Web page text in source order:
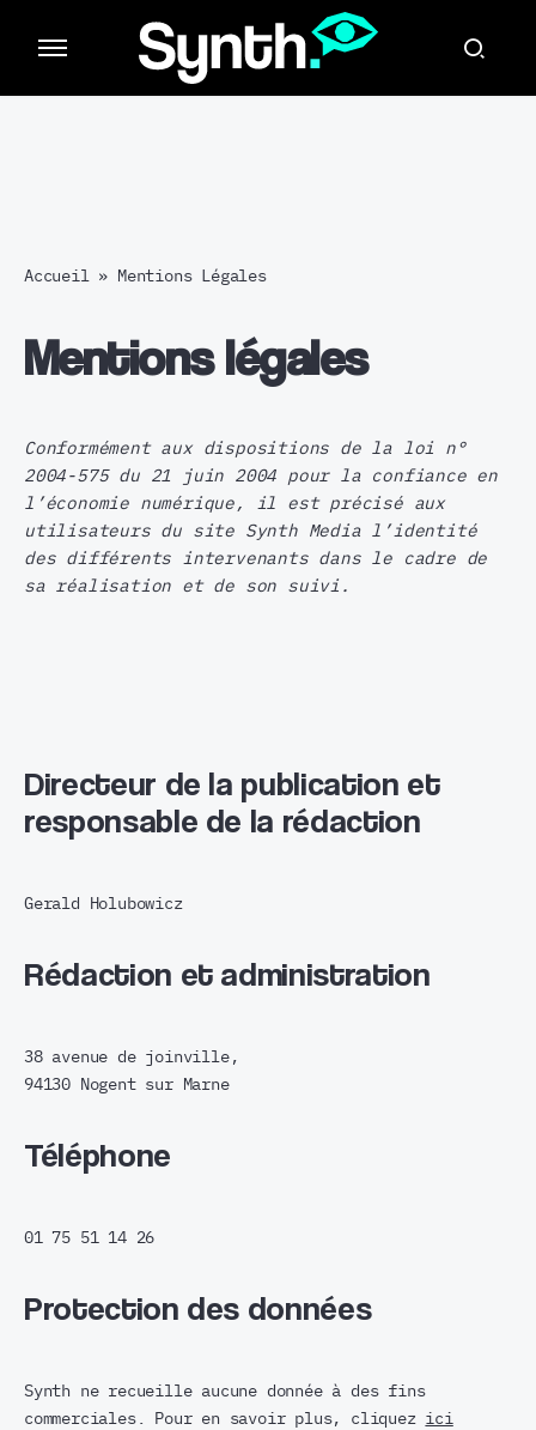
Accueil» Mentions Légales
Mentions légales
Conformément aux dispositions de la loi n°
2004-575 du 21 juin 2004 pour la confiance en
l’économie numérique, il est précisé aux
utilisateurs du site Synth Media l’identité
des différents intervenants dans le cadre de
sa réalisation et de son suivi.
Directeur de la publication et
responsable de la rédaction
Gerald Holubowicz
Rédaction et administration
38 avenue de joinville,
94130 Nogent sur Marne
Téléphone
01 75 51 14 26
Protection des données
Synth ne recueille aucune donnée à des fins
commerciales. Pour en savoir plus, cliquez ici